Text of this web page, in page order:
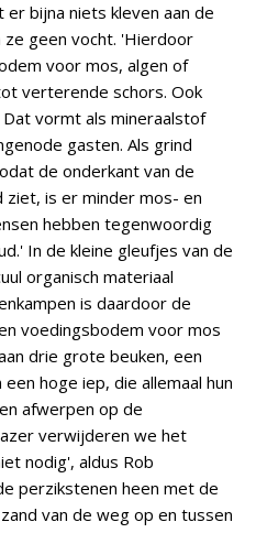
bijna niets kleven aan de
geen vocht. 'Hierdoor
voor mos, algen of
verterende schors. Ook
vormt als mineraalstof
gasten. Als grind
de onderkant van de
is er minder mos- en
hebben tegenwoordig
In de kleine gleufjes van de
organisch materiaal
is daardoor de
voedingsbodem voor mos
drie grote beuken, een
hoge iep, die allemaal hun
afwerpen op de
verwijderen we het
nodig', aldus Rob
perzikstenen heen met de
van de weg op en tussen